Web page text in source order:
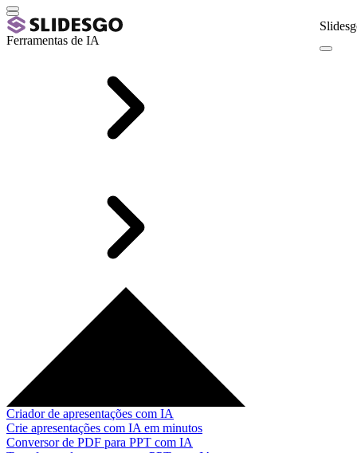
Ferramentas de IA
Criador de apresentações com IA
Crie apresentações com IA em minutos
Conversor de PDF para PPT com IA